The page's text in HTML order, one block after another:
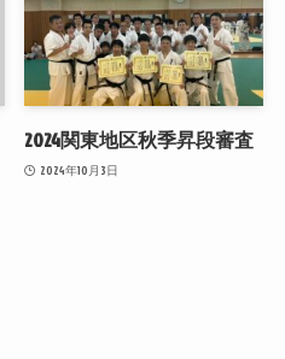
2024関東地区秋季昇段審査
2024年10月3日